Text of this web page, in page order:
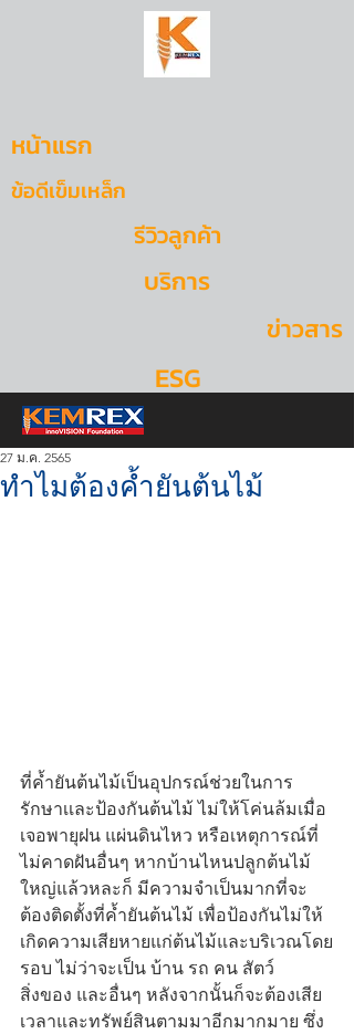
หน้าแรก
ข้อดีเข็มเหล็ก
รีวิวลูกค้า
บริการ
ข่าวสาร
ESG
ทำไมต้องค้ำยันต้นไม้
27 ม.ค. 2565
ที่ค้ำยันต้นไม้เป็นอุปกรณ์ช่วยในการ
รักษาเเละป้องกันต้นไม้ ไม่ให้โค่นล้มเมื่อ
เจอพายุฝน แผ่นดินไหว หรือเหตุการณ์ที่
ไม่คาดฝันอื่นๆ หากบ้านไหนปลูกต้นไม้
ใหญ่แล้วหละก็ มีความจำเป็นมากที่จะ
ต้องติดตั้งที่ค้ำยันต้นไม้ เพื่อป้องกันไม่ให้
เกิดความเสียหายแก่ต้นไม้และบริเวณโดย
รอบ ไม่ว่าจะเป็น บ้าน รถ คน สัตว์
สิ่งของ และอื่นๆ หลังจากนั้นก็จะต้องเสีย
เวลาและทรัพย์สินตามมาอีกมากมาย ซึ่ง